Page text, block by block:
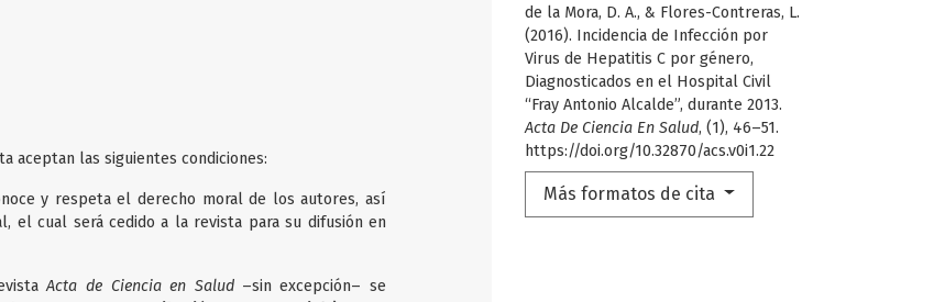
de la Mora, D. A., & Flores-Contreras, L.
(2016). Incidencia de Infección por
Virus de Hepatitis C por género,
Diagnosticados en el Hospital Civil
“Fray Antonio Alcalde”, durante 2013.
Acta De Ciencia En Salud, (1), 46–51.
https://doi.org/10.32870/acs.v0i1.22
Más formatos de cita
aceptan las siguientes condiciones:
y respeta el derecho moral de los autores, así
el cual será cedido a la revista para su difusión en
Acta de Ciencia en Salud –sin excepción– se